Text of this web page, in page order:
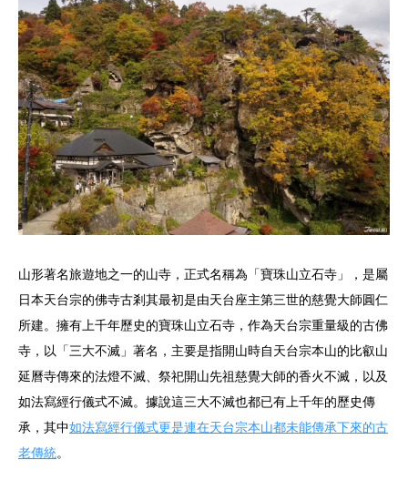
山形著名旅遊地之一的山寺，正式名稱為「寶珠山立石寺」，是屬
日本天台宗的佛寺古剎其最初是由天台座主第三世的慈覺大師圓仁
所建。擁有上千年歷史的寶珠山立石寺，作為天台宗重量級的古佛
寺，以「三大不滅」著名，主要是指開山時自天台宗本山的比叡山
延曆寺傳來的法燈不滅、祭祀開山先祖慈覺大師的香火不滅，以及
如法寫經行儀式不滅。據說這三大不滅也都已有上千年的歷史傳
承，其中如法寫經行儀式更是連在天台宗本山都未能傳承下來的古
老傳統。